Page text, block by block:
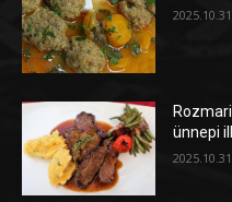
ünnepi
2025.10.31.